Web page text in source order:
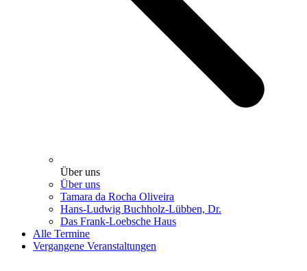
Über uns
Über uns
Tamara da Rocha Oliveira
Hans-Ludwig Buchholz-Lübben, Dr.
Das Frank-Loebsche Haus
Alle Termine
Vergangene Veranstaltungen